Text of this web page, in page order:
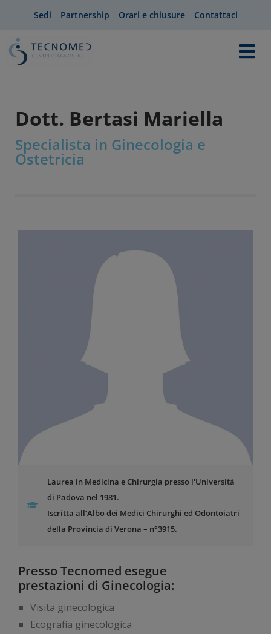
Sedi Partnership Orari e chiusure Contattaci
Dott. Bertasi Mariella
Specialista in Ginecologia e
Ostetricia
Laurea in Medicina e Chirurgia presso l'Università
di Padova nel 1981.
Iscritta all’Albo dei Medici Chirurghi ed Odontoiatri
della Provincia di Verona – n°3915.
Presso Tecnomed esegue
prestazioni di Ginecologia:
Visita ginecologica
Ecografia ginecologica